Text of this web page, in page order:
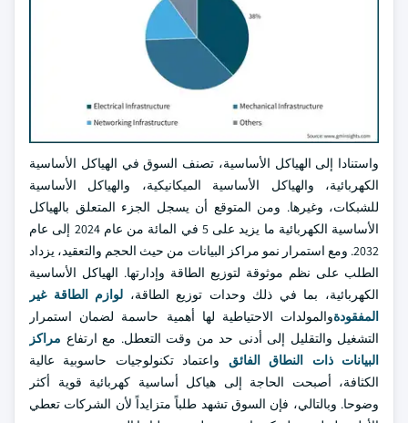
واستنادا إلى الهياكل الأساسية، تصنف السوق في الهياكل الأساسية
الكهربائية، والهياكل الأساسية الميكانيكية، والهياكل الأساسية
للشبكات، وغيرها. ومن المتوقع أن يسجل الجزء المتعلق بالهياكل
الأساسية الكهربائية ما يزيد على 5 في المائة من عام 2024 إلى عام
2032. ومع استمرار نمو مراكز البيانات من حيث الحجم والتعقيد، يزداد
الطلب على نظم موثوقة لتوزيع الطاقة وإدارتها. الهياكل الأساسية
الكهربائية، بما في ذلك وحدات توزيع الطاقة، لوازم الطاقة غير
المفقودةوالمولدات الاحتياطية لها أهمية حاسمة لضمان استمرار
التشغيل والتقليل إلى أدنى حد من وقت التعطل. مع ارتفاع مراكز
البيانات ذات النطاق الفائق واعتماد تكنولوجيات حاسوبية عالية
الكثافة، أصبحت الحاجة إلى هياكل أساسية كهربائية قوية أكثر
وضوحا. وبالتالي، فإن السوق تشهد طلباً متزايداً لأن الشركات تعطي